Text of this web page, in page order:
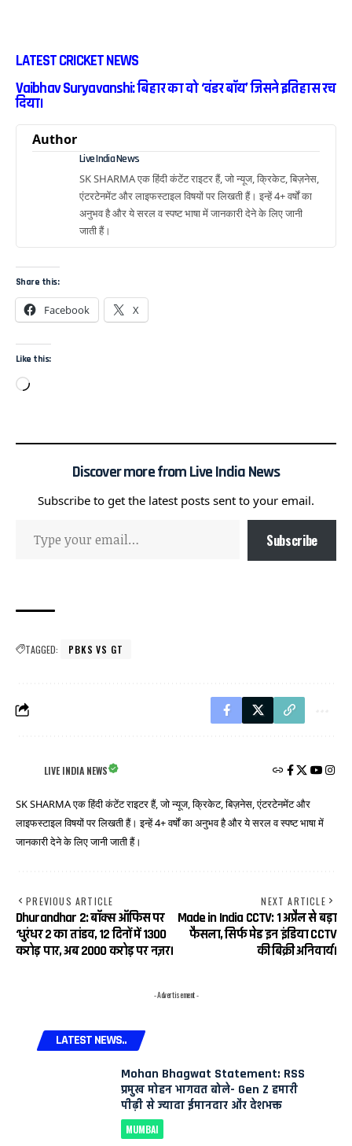
LATEST CRICKET NEWS
Vaibhav Suryavanshi: बिहार का वो ‘वंडर बॉय’ जिसने इतिहास रच
दिया।
Author
Live India News
SK SHARMA एक हिंदी कंटेंट राइटर हैं, जो न्यूज, क्रिकेट, बिज़नेस,
एंटरटेनमेंट और लाइफस्टाइल विषयों पर लिखती हैं। इन्हें 4+ वर्षों का
अनुभव है और ये सरल व स्पष्ट भाषा में जानकारी देने के लिए जानी
जाती हैं।
Share this:
Facebook X
Like this:
Discover more from Live India News
Subscribe to get the latest posts sent to your email.
Subscribe
TAGGED: PBKS VS GT
LIVE INDIA NEWS
SK SHARMA एक हिंदी कंटेंट राइटर हैं, जो न्यूज, क्रिकेट, बिज़नेस, एंटरटेनमेंट और
लाइफस्टाइल विषयों पर लिखती हैं। इन्हें 4+ वर्षों का अनुभव है और ये सरल व स्पष्ट भाषा में
जानकारी देने के लिए जानी जाती हैं।
PREVIOUS ARTICLE
Dhurandhar 2: बॉक्स ऑफिस पर
‘धुरंधर 2 का तांडव, 12 दिनों में ₹1300
करोड़ पार, अब ₹2000 करोड़ पर नज़र।
NEXT ARTICLE
Made in India CCTV: 1 अप्रैल से बड़ा
फैसला, सिर्फ मेड इन इंडिया CCTV
की बिक्री अनिवार्य।
- Advertisement -
LATEST NEWS..
Mohan Bhagwat Statement: RSS
प्रमुख मोहन भागवत बोले- Gen Z हमारी
पीढ़ी से ज्यादा ईमानदार और देशभक्त
MUMBAI